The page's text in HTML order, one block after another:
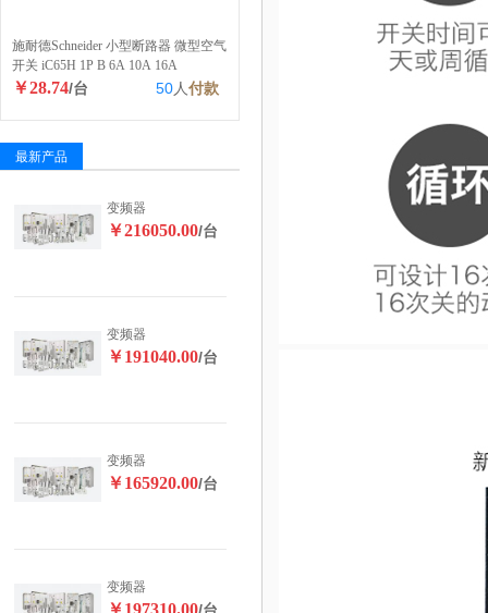
施耐德Schneider 小型断路器 微型空气
开关 iC65H 1P B 6A 10A 16A
￥28.74/台 50人付款
最新产品
变频器
￥216050.00/台
变频器
￥191040.00/台
变频器
￥165920.00/台
变频器
￥197310.00